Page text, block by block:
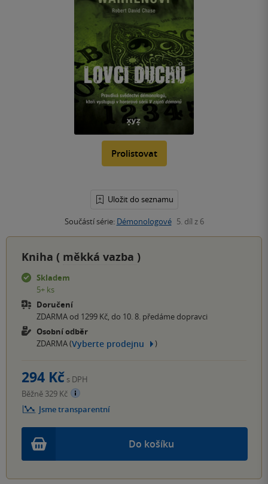
Prolistovat
Uložit do seznamu
Součástí série: Démonologové 5. díl z 6
Kniha ( měkká vazba )
Skladem
5+ ks
Doručení
ZDARMA od 1299 Kč, do 10. 8. předáme dopravci
Osobní odběr
ZDARMA (Vyberte prodejnu )
Do košíku
294 Kč s DPH
Běžně 329 Kč
Jsme transparentní